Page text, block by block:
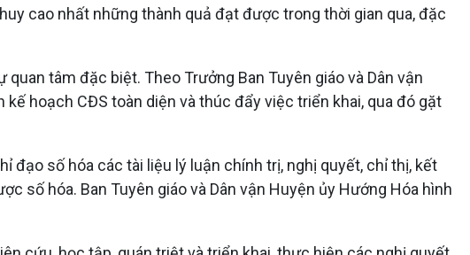
cao nhất những thành quả đạt được trong thời gian qua, đặc
tâm đặc biệt. Theo Trưởng Ban Tuyên giáo và Dân vận
hoạch CĐS toàn diện và thúc đẩy việc triển khai, qua đó gặt
đạo số hóa các tài liệu lý luận chính trị, nghị quyết, chỉ thị, kết
số hóa. Ban Tuyên giáo và Dân vận Huyện ủy Hướng Hóa hình